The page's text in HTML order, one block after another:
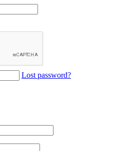
Lost password?